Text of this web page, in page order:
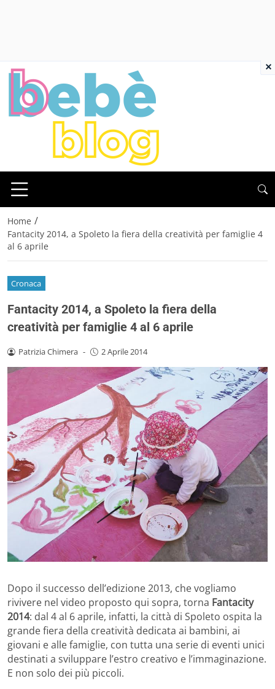
Home /
Fantacity 2014, a Spoleto la fiera della creatività per famiglie 4
al 6 aprile
Cronaca
Fantacity 2014, a Spoleto la fiera della
creatività per famiglie 4 al 6 aprile
Patrizia Chimera - 2 Aprile 2014
Dopo il successo dell’edizione 2013, che vogliamo
rivivere nel video proposto qui sopra, torna Fantacity
2014: dal 4 al 6 aprile, infatti, la città di Spoleto ospita la
grande fiera della creatività dedicata ai bambini, ai
giovani e alle famiglie, con tutta una serie di eventi unici
destinati a sviluppare l’estro creativo e l’immaginazione.
E non solo dei più piccoli.
×